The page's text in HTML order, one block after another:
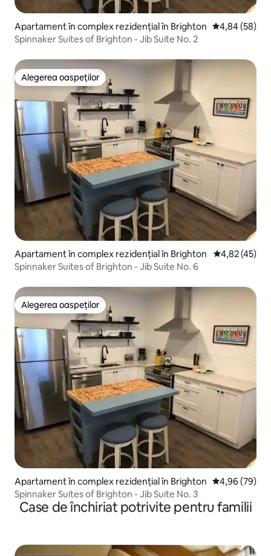
Apartament în complex rezidențial în Brighton Scor mediu
4,84 (58)
Spinnaker Suites of Brighton - Jib Suite No. 2
Alegerea oaspeților
Alegerea oaspeților
Apartament în complex rezidențial în Brighton Scor mediu
4,82 (45)
Spinnaker Suites of Brighton - Jib Suite No. 6
Alegerea oaspeților
Alegerea oaspeților
Apartament în complex rezidențial în Brighton Scor mediu
4,96 (79)
Spinnaker Suites of Brighton - Jib Suite No. 3
Case de închiriat potrivite pentru familii